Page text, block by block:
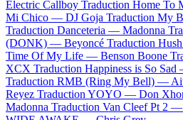
Electric Callboy Traduction Home To
Mi Chico — DJ Goja Traduction My
Traduction Danceteria — Madonna
(DONK) — Beyoncé Traduction
Time Of My Life — Benson Boone
XCX Traduction Happiness is So
Traduction RMB (Ring My Bell) —
Reyez Traduction YOYO — Don
Madonna Traduction Van Cleef Pt 2 —